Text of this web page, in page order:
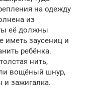
на одежду
из
её должны
иметь заусениц и
ребёнка.
нить,
вощёный шнур,
зажигалка.